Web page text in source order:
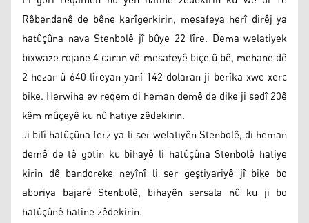
Rêbendanê de bêne karîgerkirin, mesafeya herî dirêj ya
hatûçûna nava Stenbolê jî bûye 22 lîre. Dema welatiyek
bixwaze rojane 4 caran vê mesafeyê biçe û bê, mehane dê
2 hezar û 640 lîreyan yanî 142 dolaran ji berîka xwe xerc
bike. Herwiha ev reqem di heman demê de dike ji sedî 20ê
kêm mûçeyê ku nû hatiye zêdekirin.
Ji bilî hatûçûna ferz ya li ser welatiyên Stenbolê, di heman
demê de tê gotin ku bihayê li hatûçûna Stenbolê hatiye
kirin dê bandoreke neyînî li ser geştiyariyê jî bike bo
aboriya bajarê Stenbolê, bihayên sersala nû ku ji bo
hatûçûnê hatine zêdekirin.